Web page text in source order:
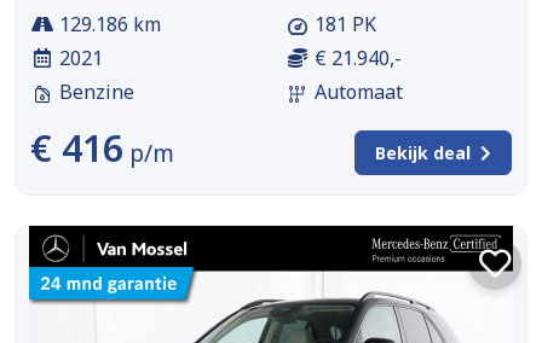
129.186 km
2021
Benzine
181 PK
€ 21.940,-
Automaat
€ 416 p/m Bekijk deal